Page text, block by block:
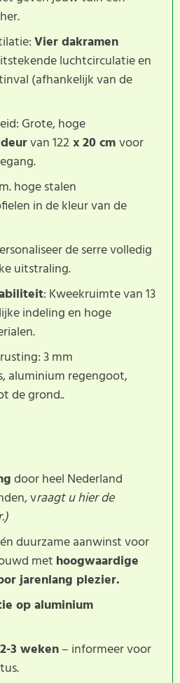
Vier dakramen
luchtcirculatie en
(afhankelijk van de
Grote, hoge
van 122x 20 cmvoor
hoge stalen
in de kleur van de
de serre volledig
uitstraling.
: Kweekruimte van 13
indeling en hoge
3 mm
aluminium regengoot,
de grond..
door heel Nederland
vraagt u hier de
én duurzame aanwinst voor
met hoogwaardige
jarenlang plezier.
op aluminium
3 weken– informeer voor